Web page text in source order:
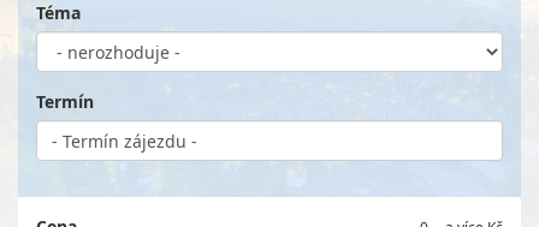
Téma
Termín